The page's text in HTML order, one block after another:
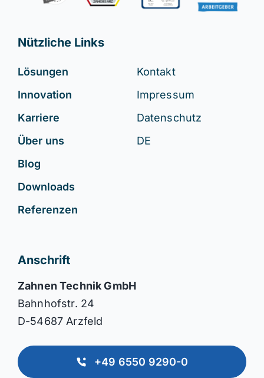
Nützliche Links
Lösungen
Innovation
Karriere
Über uns
Blog
Downloads
Referenzen
Kontakt
Impressum
Datenschutz
DE
Anschrift
Zahnen Technik GmbH
Bahnhofstr. 24
D-54687 Arzfeld
+49 6550 9290-0